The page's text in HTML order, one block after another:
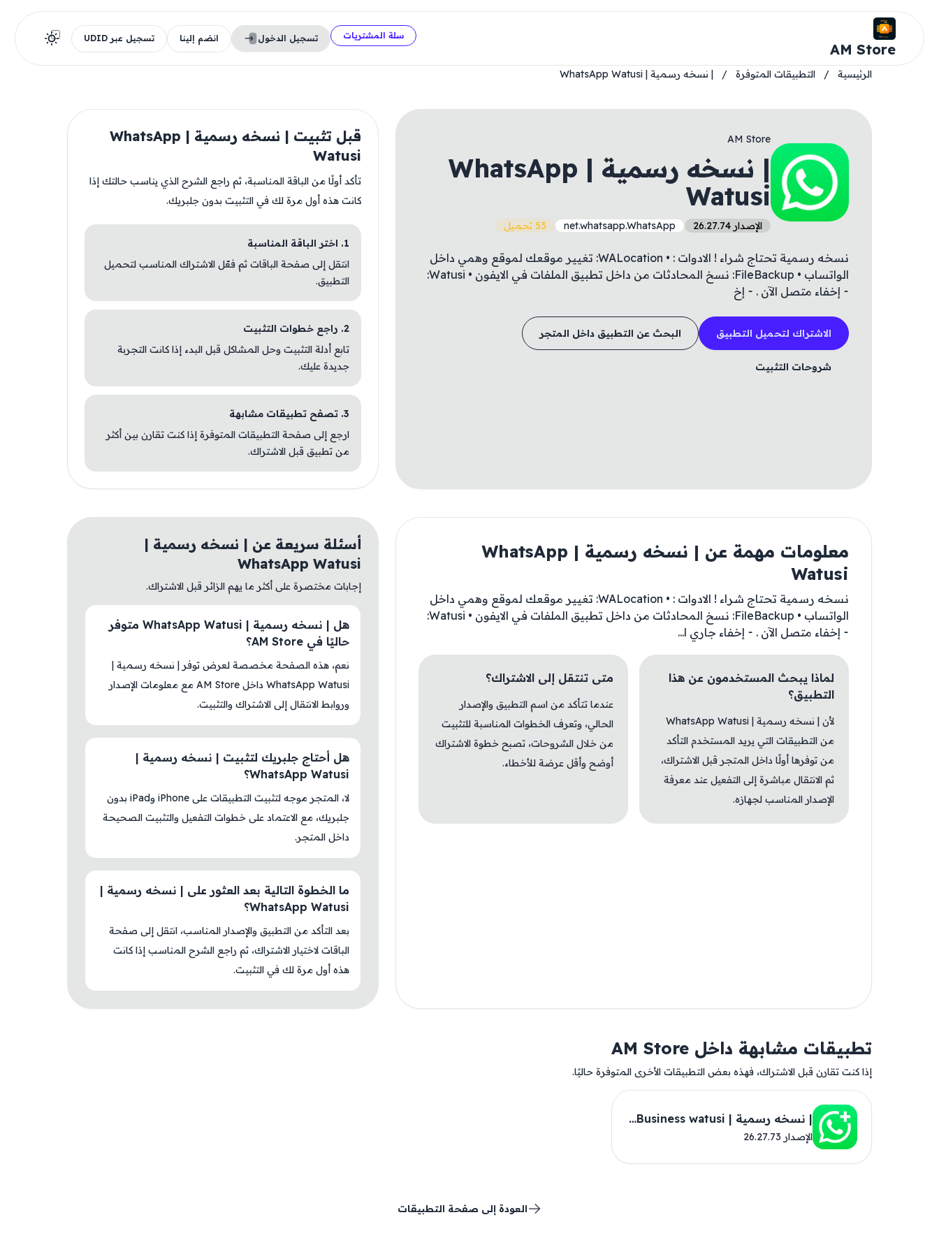
AM Store
سلة المشتريات تسجيل الدخول انضم إلينا تسجيل عبر UDID
الرئيسية / التطبيقات المتوفرة / | نسخه رسمية | ‎WhatsApp Watusi
AM Store
| نسخه رسمية | ‎WhatsApp
Watusi
الإصدار 26.27.74 net.whatsapp.WhatsApp 53 تحميل
نسخه رسمية تحتاج شراء ! الادوات : • WALocation: تغيير موقعك لموقع وهمي داخل
الواتساب • FileBackup: نسخ المحادثات من داخل تطبيق الملفات في الايفون • Watusi:
⁃ إخفاء متصل الآن . ⁃ إخ
الاشتراك لتحميل التطبيق البحث عن التطبيق داخل المتجر
شروحات التثبيت
قبل تثبيت | نسخه رسمية | ‎WhatsApp
Watusi
تأكد أولًا من الباقة المناسبة، ثم راجع الشرح الذي يناسب حالتك إذا
كانت هذه أول مرة لك في التثبيت بدون جلبريك.
1. اختر الباقة المناسبة
انتقل إلى صفحة الباقات ثم فعّل الاشتراك المناسب لتحميل
التطبيق.
2. راجع خطوات التثبيت
تابع أدلة التثبيت وحل المشاكل قبل البدء إذا كانت التجربة
جديدة عليك.
3. تصفح تطبيقات مشابهة
ارجع إلى صفحة التطبيقات المتوفرة إذا كنت تقارن بين أكثر
من تطبيق قبل الاشتراك.
معلومات مهمة عن | نسخه رسمية | ‎WhatsApp
Watusi
نسخه رسمية تحتاج شراء ! الادوات : • WALocation: تغيير موقعك لموقع وهمي داخل
الواتساب • FileBackup: نسخ المحادثات من داخل تطبيق الملفات في الايفون • Watusi:
⁃ إخفاء متصل الآن . ⁃ إخفاء جاري ا...
لماذا يبحث المستخدمون عن هذا
التطبيق؟
لأن | نسخه رسمية | ‎WhatsApp Watusi
من التطبيقات التي يريد المستخدم التأكد
من توفرها أولًا داخل المتجر قبل الاشتراك،
ثم الانتقال مباشرة إلى التفعيل عند معرفة
الإصدار المناسب لجهازه.
متى تنتقل إلى الاشتراك؟
عندما تتأكد من اسم التطبيق والإصدار
الحالي، وتعرف الخطوات المناسبة للتثبيت
من خلال الشروحات، تصبح خطوة الاشتراك
أوضح وأقل عرضة للأخطاء.
أسئلة سريعة عن | نسخه رسمية |
‎WhatsApp Watusi
إجابات مختصرة على أكثر ما يهم الزائر قبل الاشتراك.
هل | نسخه رسمية | ‎WhatsApp Watusi متوفر
حاليًا في AM Store؟
نعم، هذه الصفحة مخصصة لعرض توفر | نسخه رسمية |
‎WhatsApp Watusi داخل AM Store مع معلومات الإصدار
وروابط الانتقال إلى الاشتراك والتثبيت.
هل أحتاج جلبريك لتثبيت | نسخه رسمية |
‎WhatsApp Watusi؟
لا، المتجر موجه لتثبيت التطبيقات على iPhone وiPad بدون
جلبريك، مع الاعتماد على خطوات التفعيل والتثبيت الصحيحة
داخل المتجر.
ما الخطوة التالية بعد العثور على | نسخه رسمية |
‎WhatsApp Watusi؟
بعد التأكد من التطبيق والإصدار المناسب، انتقل إلى صفحة
الباقات لاختيار الاشتراك، ثم راجع الشرح المناسب إذا كانت
هذه أول مرة لك في التثبيت.
تطبيقات مشابهة داخل AM Store
إذا كنت تقارن قبل الاشتراك، فهذه بعض التطبيقات الأخرى المتوفرة حاليًا.
| نسخه رسمية | ‎WA Business watusi
الإصدار 26.27.73
العودة إلى صفحة التطبيقات